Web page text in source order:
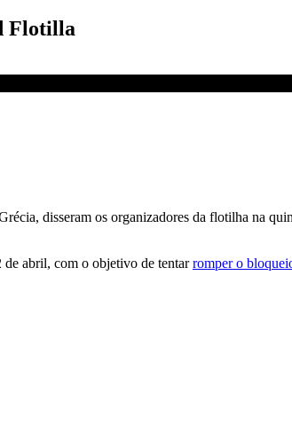
Flotilla
disseram os organizadores da flotilha na
de abril, com o objetivo de tentarromper o